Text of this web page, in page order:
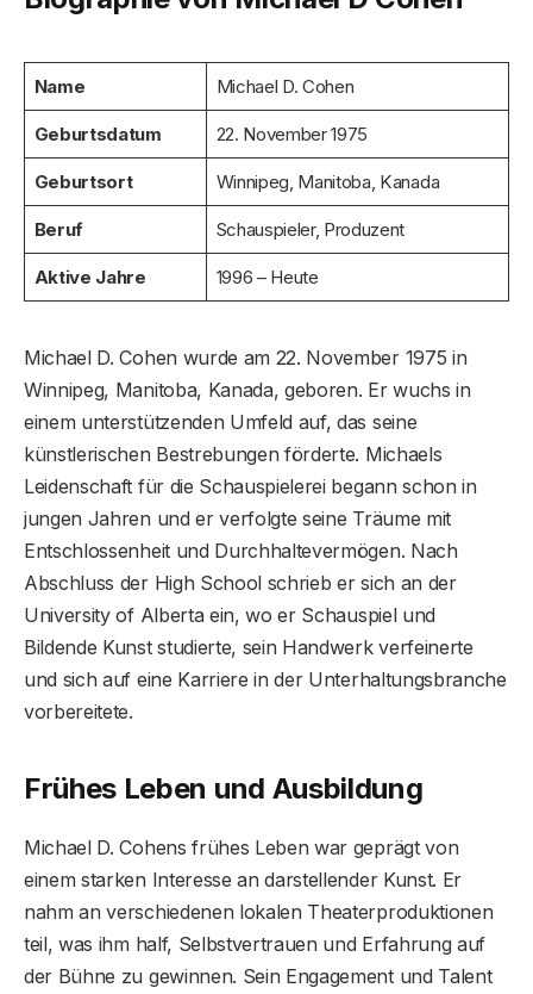
Name Michael D. Cohen
Geburtsdatum 22. November 1975
Geburtsort Winnipeg, Manitoba, Kanada
Beruf Schauspieler, Produzent
Aktive Jahre 1996 – Heute
Michael D. Cohen wurde am 22. November 1975 in
Winnipeg, Manitoba, Kanada, geboren. Er wuchs in
einem unterstützenden Umfeld auf, das seine
künstlerischen Bestrebungen förderte. Michaels
Leidenschaft für die Schauspielerei begann schon in
jungen Jahren und er verfolgte seine Träume mit
Entschlossenheit und Durchhaltevermögen. Nach
Abschluss der High School schrieb er sich an der
University of Alberta ein, wo er Schauspiel und
Bildende Kunst studierte, sein Handwerk verfeinerte
und sich auf eine Karriere in der Unterhaltungsbranche
vorbereitete.
Frühes Leben und Ausbildung
Michael D. Cohens frühes Leben war geprägt von
einem starken Interesse an darstellender Kunst. Er
nahm an verschiedenen lokalen Theaterproduktionen
teil, was ihm half, Selbstvertrauen und Erfahrung auf
der Bühne zu gewinnen. Sein Engagement und Talent